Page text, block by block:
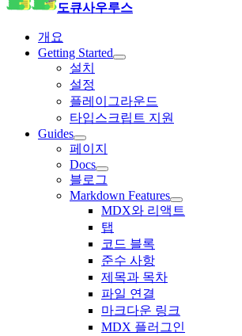
도큐사우루스
개요
Getting Started
설치
설정
플레이그라운드
타입스크립트 지원
Guides
페이지
Docs
블로그
Markdown Features
MDX와 리액트
탭
코드 블록
준수 사항
제목과 목차
파일 연결
마크다운 링크
MDX 플러그인